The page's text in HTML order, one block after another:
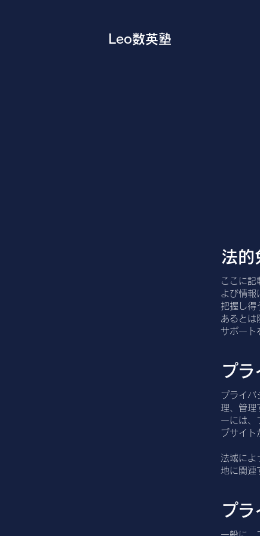
Leo数英塾
法的
ここに記
よび情報
把握し得
あるとは
サポート
プラ
プライバ
理、管理
ーには、
ブサイト
法域によ
地に関連
プラ